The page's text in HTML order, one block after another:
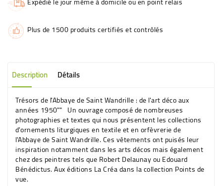
Plus de 1500 produits certifiés et contrôlés
Description Détails
Trésors de l'Abbaye de Saint Wandrille : de l'art déco aux
années 1950"" Un ouvrage composé de nombreuses
photographies et textes qui nous présentent les collections
d'ornements liturgiques en textile et en orfèvrerie de
l'Abbaye de Saint Wandrille. Ces vêtements ont puisés leur
inspiration notamment dans les arts décos mais également
chez des peintres tels que Robert Delaunay ou Edouard
Bénédictus. Aux éditions La Créa dans la collection Points de
vue.